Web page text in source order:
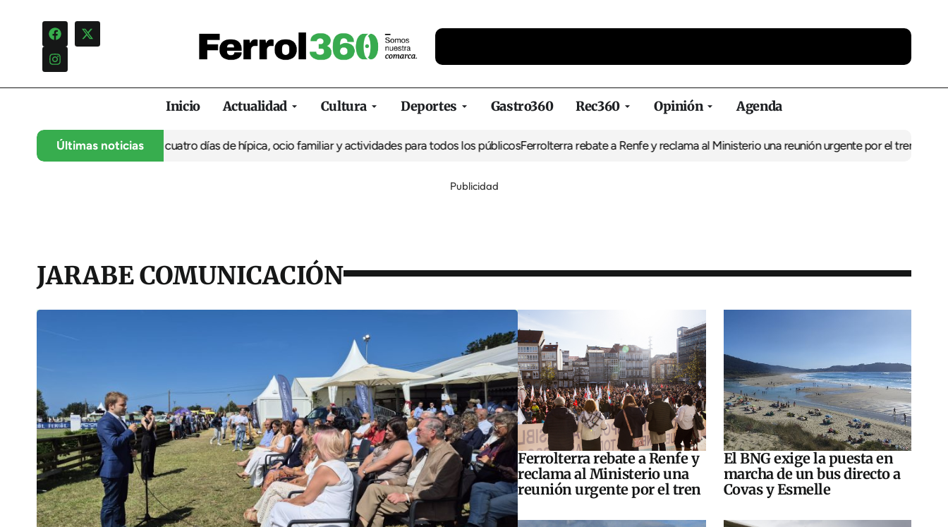
Inicio Actualidad Cultura Deportes Gastro360 Rec360 Opinión Agenda
Últimas noticias
su 35º aniversario con cuatro días de hípica, ocio familiar y actividades para todos los públicosFerrolterra rebate a Renfe y reclama al Ministerio una reunión urgente por el trenEl BNG exige la
Publicidad
JARABE COMUNICACIÓN
Ferrolterra rebate a Renfe y
reclama al Ministerio una
reunión urgente por el tren
El BNG exige la puesta en
marcha de un bus directo a
Covas y Esmelle